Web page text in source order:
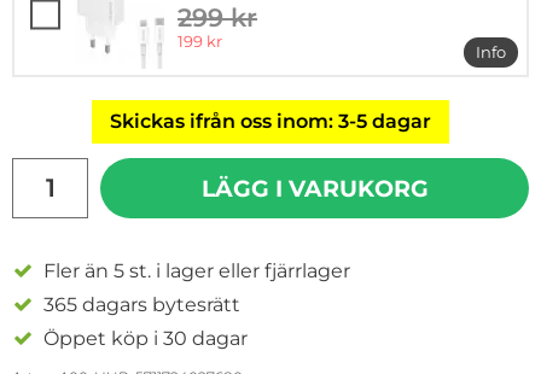
tidigare pris
299 kr
rea pris
199 kr
Info
mer
Skickas ifrån oss inom: 3-5 dagar
LÄGG I VARUKORG
Fler än 5 st. i lager eller fjärrlager
365 dagars bytesrätt
Öppet köp i 30 dagar